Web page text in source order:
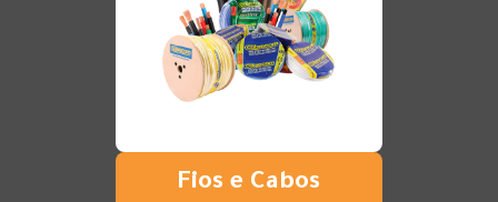
Fios e Cabos